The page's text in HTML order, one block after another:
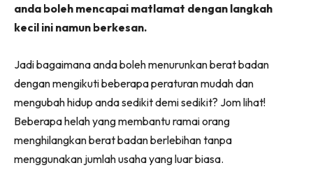
anda boleh mencapai matlamat dengan langkah
kecil ini namun berkesan.
Jadi bagaimana anda boleh menurunkan berat badan
dengan mengikuti beberapa peraturan mudah dan
mengubah hidup anda sedikit demi sedikit? Jom lihat!
Beberapa helah yang membantu ramai orang
menghilangkan berat badan berlebihan tanpa
menggunakan jumlah usaha yang luar biasa.